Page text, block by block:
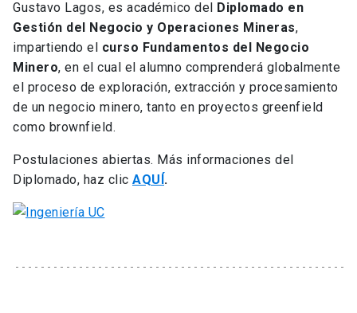
Gustavo Lagos, es académico del Diplomado en
Gestión del Negocio y Operaciones Mineras,
impartiendo el curso Fundamentos del Negocio
Minero, en el cual el alumno comprenderá globalmente
el proceso de exploración, extracción y procesamiento
de un negocio minero, tanto en proyectos greenfield
como brownfield.
Postulaciones abiertas. Más informaciones del
Diplomado, haz clic AQUÍ.